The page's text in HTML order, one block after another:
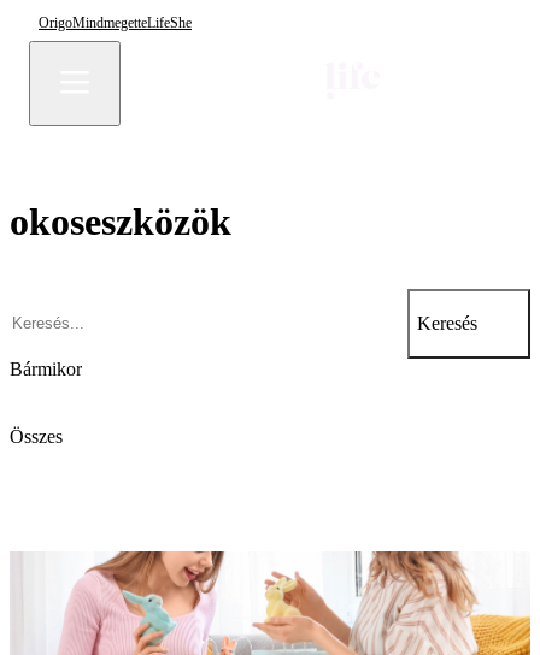
OrigoMindmegetteLifeShe
okoseszközök
Keresés
Bármikor
Összes